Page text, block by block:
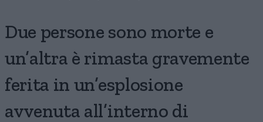
Due persone sono morte e
un’altra è rimasta gravemente
ferita in un’esplosione
avvenuta all’interno di